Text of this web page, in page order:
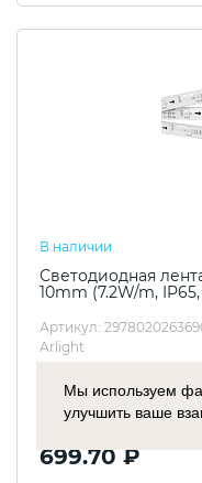
В наличии
Светодиодная
10mm (7.2W/m,
Артикул:
Arlight
699.70 ₽
Мы используем
улучшить ваше